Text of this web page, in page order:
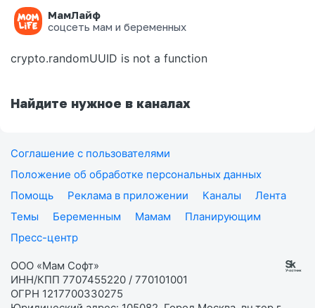
МамЛайф
соцсеть мам и беременных
Ошибка на странице
crypto.randomUUID is not a function
Найдите нужное в каналах
Соглашение с пользователями
Положение об обработке персональных данных
Помощь
Реклама в приложении Каналы
Лента
Темы
Беременным Мамам
Планирующим
Пресс-центр
ООО «Мам Софт»
ИНН/КПП 7707455220 / 770101001
ОГРН 1217700330275